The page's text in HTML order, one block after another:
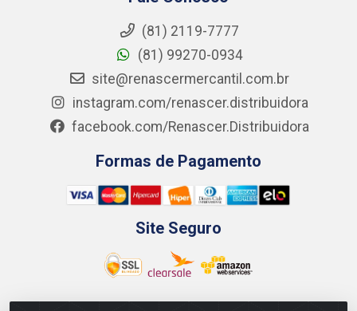
(81) 2119-7777
(81) 99270-0934
site@renascermercantil.com.br
instagram.com/renascer.distribuidora
facebook.com/Renascer.Distribuidora
Formas de Pagamento
Site Seguro